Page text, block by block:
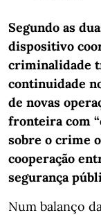
Segundo as
dispositivo
criminalidade
continuidade
de novas
fronteira com
sobre o crime
cooperação
segurança
Num balanço